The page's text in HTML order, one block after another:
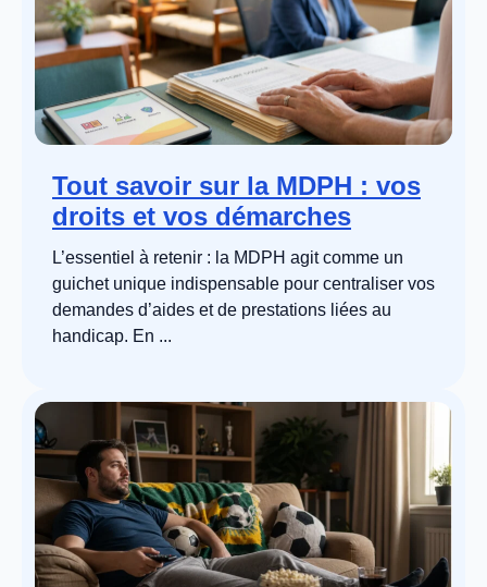
Tout savoir sur la MDPH : vos
droits et vos démarches
L’essentiel à retenir : la MDPH agit comme un
guichet unique indispensable pour centraliser vos
demandes d’aides et de prestations liées au
handicap. En ...